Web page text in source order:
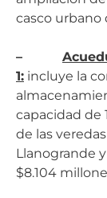
casco
–
1: incluye la
capacidad de
de las
Llanogrande
$8.104